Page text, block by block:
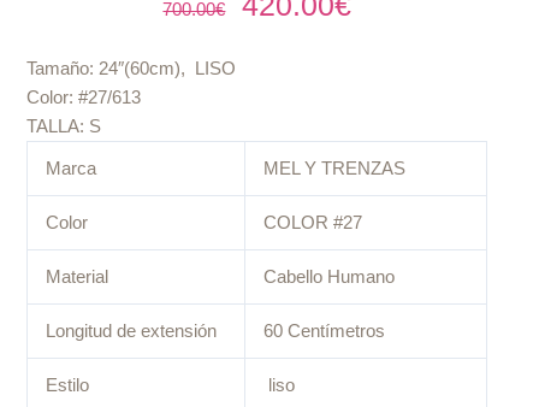
700.00€
El
El
Tamaño: 24″(60cm),
LISO
Color: #27/613
TALLA: S
Marca MEL Y TRENZAS
Color COLOR #27
Material Cabello Humano
Longitud de extensión 60 Centímetros
Estilo liso